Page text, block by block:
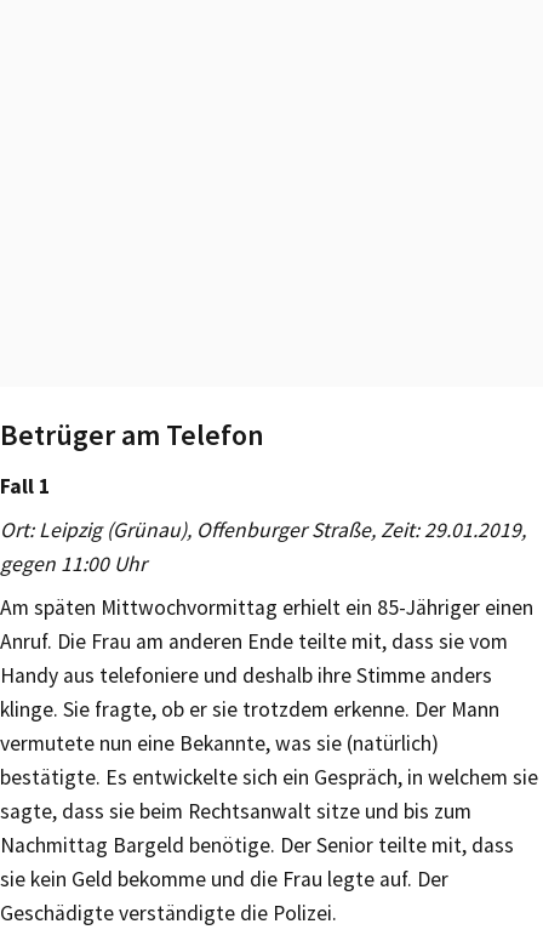
Betrüger am Telefon
Fall 1
Ort: Leipzig (Grünau), Offenburger Straße, Zeit: 29.01.2019,
gegen 11:00 Uhr
Am späten Mittwochvormittag erhielt ein 85-Jähriger einen
Anruf. Die Frau am anderen Ende teilte mit, dass sie vom
Handy aus telefoniere und deshalb ihre Stimme anders
klinge. Sie fragte, ob er sie trotzdem erkenne. Der Mann
vermutete nun eine Bekannte, was sie (natürlich)
bestätigte. Es entwickelte sich ein Gespräch, in welchem sie
sagte, dass sie beim Rechtsanwalt sitze und bis zum
Nachmittag Bargeld benötige. Der Senior teilte mit, dass
sie kein Geld bekomme und die Frau legte auf. Der
Geschädigte verständigte die Polizei.